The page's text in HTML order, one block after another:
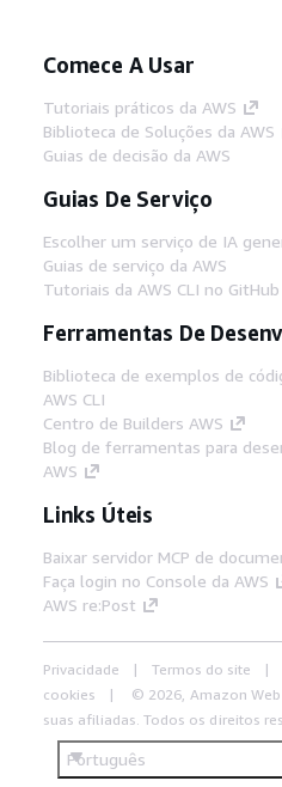
Comece A Usar
Tutoriais práticos da AWS
Biblioteca de Soluções da AWS
Guias de decisão da AWS
Guias De Serviço
Escolher um serviço de IA
Guias de serviço da AWS
Tutoriais da AWS CLI no GitHub
Ferramentas De
Biblioteca de exemplos de
AWS CLI
Centro de Builders AWS
Blog de ferramentas para
AWS
Links Úteis
Baixar servidor MCP de
Faça login no Console da AWS
AWS re:Post
Privacidade Termos do site
cookies
© 2026, Amazon Web
suas afiliadas. Todos os direitos
Português